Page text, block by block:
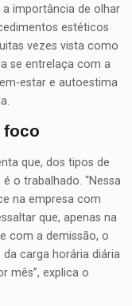
importância de olhar
estéticos
vezes vista como
se entrelaça com a
estar e autoestima
foco
que, dos tipos de
o trabalhado. “Nessa
na empresa com
que, apenas na
com a demissão, o
carga horária diária
mês”, explica o